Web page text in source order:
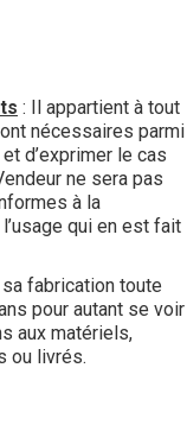
: Il appartient à tout
nécessaires parmi
d’exprimer le cas
ne sera pas
à la
qui en est fait
fabrication toute
pour autant se voir
aux matériels,
ou livrés.